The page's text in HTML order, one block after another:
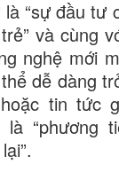
“sự đầu tư
và cùng
nghệ mới
dễ dàng
tin tức
“phương